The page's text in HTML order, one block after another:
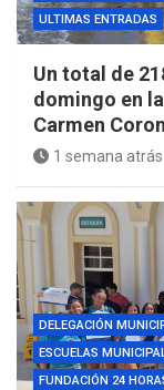
ULTIMAS ENTRADAS
Un total de
domingo en
Carmen
1 semana atrás
DELEGACIÓN
ESCUELAS
FUNDACIÓN 24